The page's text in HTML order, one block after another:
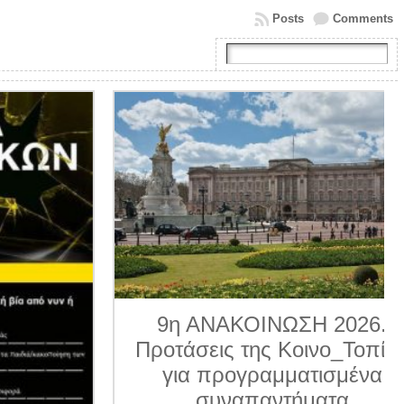
Comments
Posts
9η ΑΝΑΚΟΙΝΩΣΗ 2026.
Προτάσεις της Κοινο_Τοπίας
για προγραμματισμένα